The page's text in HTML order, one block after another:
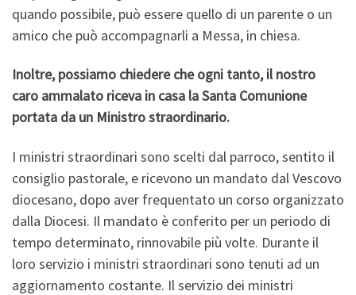
quando possibile, può essere quello di un parente o un
amico che può accompagnarli a Messa, in chiesa.
Inoltre, possiamo chiedere che ogni tanto, il nostro
caro ammalato riceva in casa la Santa Comunione
portata da un Ministro straordinario.
I ministri straordinari sono scelti dal parroco, sentito il
consiglio pastorale, e ricevono un mandato dal Vescovo
diocesano, dopo aver frequentato un corso organizzato
dalla Diocesi. Il mandato è conferito per un periodo di
tempo determinato, rinnovabile più volte. Durante il
loro servizio i ministri straordinari sono tenuti ad un
aggiornamento costante. Il servizio dei ministri